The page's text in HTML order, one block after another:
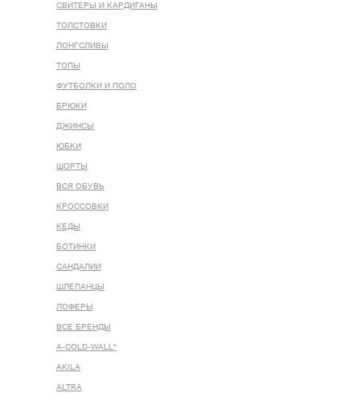
СВИТЕРЫ И КАРДИГАНЫ
ТОЛСТОВКИ
ЛОНГСЛИВЫ
ТОПЫ
ФУТБОЛКИ И ПОЛО
БРЮКИ
ДЖИНСЫ
ЮБКИ
ШОРТЫ
ВСЯ ОБУВЬ
КРОССОВКИ
КЕДЫ
БОТИНКИ
САНДАЛИИ
ШЛЕПАНЦЫ
ЛОФЕРЫ
ВСЕ БРЕНДЫ
A-COLD-WALL*
AKILA
ALTRA